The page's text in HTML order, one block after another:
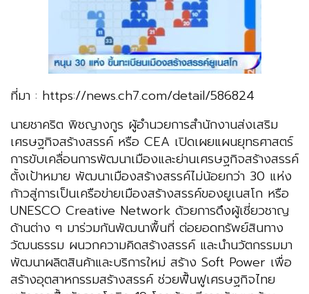
ที่มา : https://news.ch7.com/detail/586824
นายชาคริต พิชญางกูร ผู้อำนวยการสำนักงานส่งเสริม
เศรษฐกิจสร้างสรรค์ หรือ CEA เปิดเผยแผนยุทธศาสตร์
การขับเคลื่อนการพัฒนาเมืองและย่านเศรษฐกิจสร้างสรรค์
ตั้งเป้าหมาย พัฒนาเมืองสร้างสรรค์ไม่น้อยกว่า 30 แห่ง
ก้าวสู่การเป็นเครือข่ายเมืองสร้างสรรค์ของยูเนสโก หรือ
UNESCO Creative Network ด้วยการดึงผู้เชี่ยวชาญ
ด้านต่าง ๆ มาร่วมกันพัฒนาพื้นที่ ต่อยอดทรัพย์สินทาง
วัฒนธรรม ผนวกความคิดสร้างสรรค์ และนำนวัตกรรมมา
พัฒนาผลิตสินค้าและบริการใหม่ สร้าง Soft Power เพื่อ
สร้างอุตสาหกรรมสร้างสรรค์ ช่วยฟื้นฟูเศรษฐกิจไทย